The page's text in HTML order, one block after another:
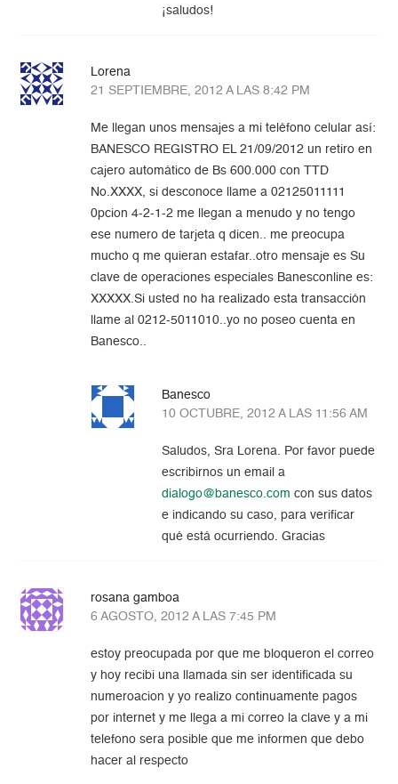
¡saludos!
Lorena
21 SEPTIEMBRE, 2012 A LAS 8:42 PM
Me llegan unos mensajes a mi teléfono celular así:
BANESCO REGISTRO EL 21/09/2012 un retiro en
cajero automático de Bs 600.000 con TTD
No.XXXX, si desconoce llame a 02125011111
0pcion 4-2-1-2 me llegan a menudo y no tengo
ese numero de tarjeta q dicen.. me preocupa
mucho q me quieran estafar..otro mensaje es Su
clave de operaciones especiales Banesconline es:
XXXXX.Si usted no ha realizado esta transacción
llame al 0212-5011010..yo no poseo cuenta en
Banesco..
Banesco
10 OCTUBRE, 2012 A LAS 11:56 AM
Saludos, Sra Lorena. Por favor puede
escribirnos un email a
dialogo@banesco.com con sus datos
e indicando su caso, para verificar
qué está ocurriendo. Gracias
rosana gamboa
6 AGOSTO, 2012 A LAS 7:45 PM
estoy preocupada por que me bloqueron el correo
y hoy recibi una llamada sin ser identificada su
numeroacion y yo realizo continuamente pagos
por internet y me llega a mi correo la clave y a mi
telefono sera posible que me informen que debo
hacer al respecto